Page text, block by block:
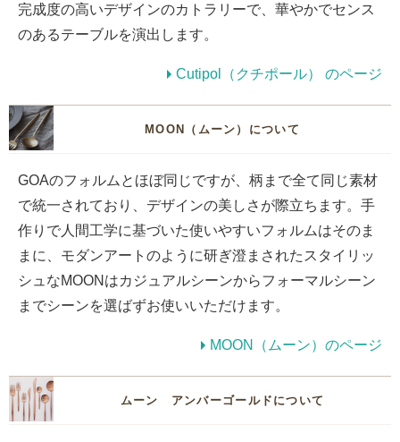
完成度の高いデザインのカトラリーで、華やかでセンス
のあるテーブルを演出します。
Cutipol（クチポール） のページ
MOON（ムーン）について
GOAのフォルムとほぼ同じですが、柄まで全て同じ素材
で統一されており、デザインの美しさが際立ちます。手
作りで人間工学に基づいた使いやすいフォルムはそのま
まに、モダンアートのように研ぎ澄まされたスタイリッ
シュなMOONはカジュアルシーンからフォーマルシーン
までシーンを選ばずお使いいただけます。
MOON（ムーン）のページ
ムーン アンバーゴールドについて